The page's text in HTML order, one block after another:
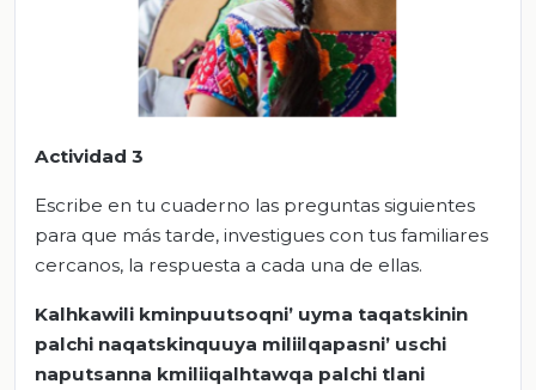
Actividad 3
Escribe en tu cuaderno las preguntas siguientes
para que más tarde, investigues con tus familiares
cercanos, la respuesta a cada una de ellas.
Kalhkawili kminpuutsoqni’ uyma taqatskinin
palchi naqatskinquuya miliilqapasni’ uschi
naputsanna kmiliiqalhtawqa palchi tlani